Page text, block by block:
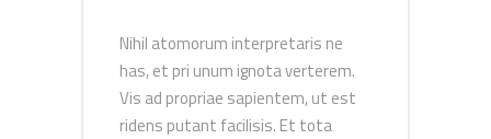
Nihil atomorum interpretaris ne
has, et pri unum ignota verterem.
Vis ad propriae sapientem, ut est
ridens putant facilisis. Et tota